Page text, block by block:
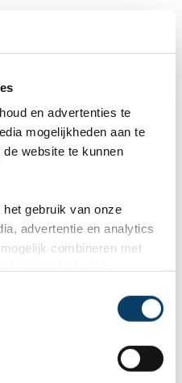
en advertenties te
mogelijkheden aan te
website te kunnen
gebruik van onze
advertentie en analytics
combineren met
geniet je van de
stranden van
gezellige
Griekse grens
plaats kun je het
Voor een dagtripje
Corfu en Sarandë.
? Lees
in dit artikel.